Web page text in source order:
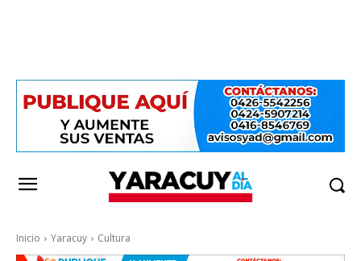
Inicio Yaracuy Cultura